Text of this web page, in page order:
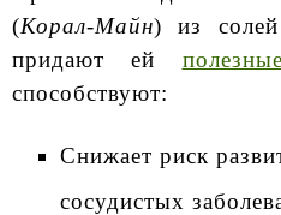
(Корал-Майн) из
придают ей
способствуют:
Снижает риск
сосудистых